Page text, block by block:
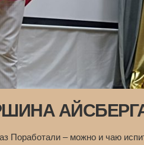
Поработали – можно и чаю